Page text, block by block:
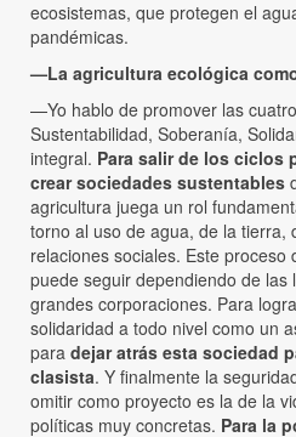
ecosistemas, que protegen el
pandémicas.
—La agricultura ecológica
—Yo hablo de promover las cuatro
Sustentabilidad, Soberanía,
integral. Para salir de los ciclos
crear sociedades sustentables
agricultura juega un rol
torno al uso de agua, de la tierra,
relaciones sociales. Este proceso
puede seguir dependiendo de
grandes corporaciones. Para
solidaridad a todo nivel como un
para dejar atrás esta sociedad
clasista. Y finalmente la
omitir como proyecto es la de la
políticas muy concretas. Para la